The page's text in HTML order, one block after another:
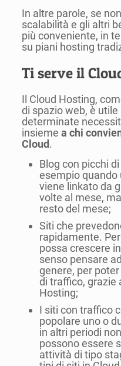
In altre parole, se
scalabilità e gli altri
più conveniente, in
su piani hosting
Ti serve il
Il Cloud Hosting,
di spazio web, è
determinate
insieme a chi
Cloud.
Blog con picchi
esempio quando
viene linkato da
volte al mese,
resto del mese;
Siti che
rapidamente.
possa crescere
senso pensare
genere, per
di traffico, grazie
Hosting;
I siti con traffico
popolare uno o
in altri periodi
possono essere
attività di tipo